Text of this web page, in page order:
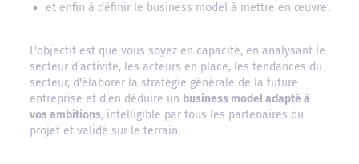
et enfin à définir le business model à mettre en œuvre.
L'objectif est que vous soyez en capacité, en analysant le
secteur d’activité, les acteurs en place, les tendances du
secteur, d'élaborer la stratégie générale de la future
entreprise et d’en déduire un business model adapté à
vos ambitions, intelligible par tous les partenaires du
projet et validé sur le terrain.